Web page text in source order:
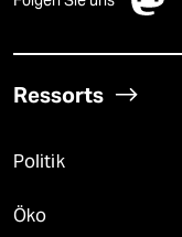
Ressorts
Politik
Öko